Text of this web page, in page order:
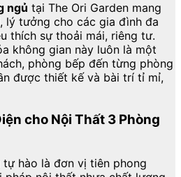
ngủ tại The Ori Garden mang
lý tưởng cho các gia đình đa
thích sự thoải mái, riêng tư.
không gian này luôn là một
phòng bếp đến từng phòng
được thiết kế và bài trí tỉ mỉ,
cho Nội Thất 3 Phòng
hào là đơn vị tiên phong